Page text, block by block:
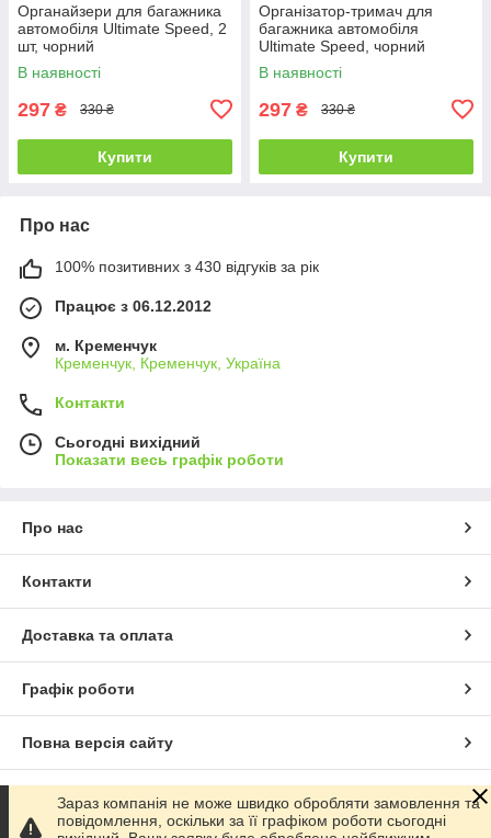
Органайзери для багажника
автомобіля Ultimate Speed, 2
шт, чорний
В наявності
297 ₴ 330 ₴
Купити
Організатор-тримач для
багажника автомобіля
Ultimate Speed, чорний
В наявності
297 ₴ 330 ₴
Купити
Про нас
100% позитивних з 430 відгуків за рік
Працює з 06.12.2012
м. Кременчук
Кременчук, Кременчук, Україна
Контакти
Сьогодні вихідний
Показати весь графік роботи
Про нас
Контакти
Доставка та оплата
Графік роботи
Повна версія сайту
Сайт створено на маркетплейсі Prom.ua
Зараз компанія не може швидко обробляти замовлення та
повідомлення, оскільки за її графіком роботи сьогодні